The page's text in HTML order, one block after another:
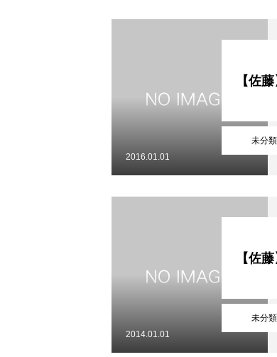
未分類
【佐
2016.01.01
未分類
【佐
2014.01.01